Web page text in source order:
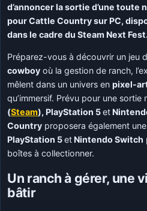
d’annoncer la sortie d’une toute
pour Cattle Country sur PC,
dans le cadre du Steam Next
Préparez-vous à découvrir un jeu
cowboy où la gestion de ranch,
mêlent dans un univers enpixel-
qu’immersif. Prévu pour une sortie
(Steam), PlayStation 5et
Country proposera également
PlayStation 5et Nintendo Switch
boîtes à collectionner.
Un ranch à gérer, une
bâtir